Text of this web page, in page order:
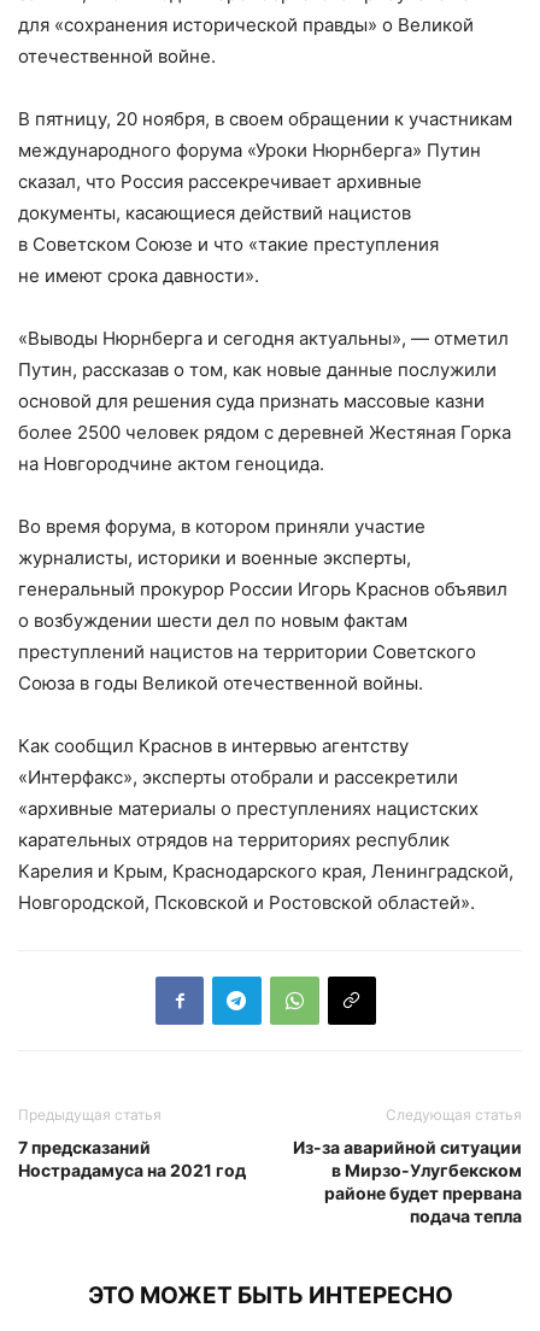
для «сохранения исторической правды» о Великой
отечественной войне.
В пятницу, 20 ноября, в своем обращении к участникам
международного форума «Уроки Нюрнберга» Путин
сказал, что Россия рассекречивает архивные
документы, касающиеся действий нацистов
в Советском Союзе и что «такие преступления
не имеют срока давности».
«Выводы Нюрнберга и сегодня актуальны», — отметил
Путин, рассказав о том, как новые данные послужили
основой для решения суда признать массовые казни
более 2500 человек рядом с деревней Жестяная Горка
на Новгородчине актом геноцида.
Во время форума, в котором приняли участие
журналисты, историки и военные эксперты,
генеральный прокурор России Игорь Краснов объявил
о возбуждении шести дел по новым фактам
преступлений нацистов на территории Советского
Союза в годы Великой отечественной войны.
Как сообщил Краснов в интервью агентству
«Интерфакс», эксперты отобрали и рассекретили
«архивные материалы о преступлениях нацистских
карательных отрядов на территориях республик
Карелия и Крым, Краснодарского края, Ленинградской,
Новгородской, Псковской и Ростовской областей».
Предыдущая статья
7 предсказаний
Нострадамуса на 2021 год
Следующая статья
Из-за аварийной ситуации
в Мирзо-Улугбекском
районе будет прервана
подача тепла
ЭТО МОЖЕТ БЫТЬ ИНТЕРЕСНО